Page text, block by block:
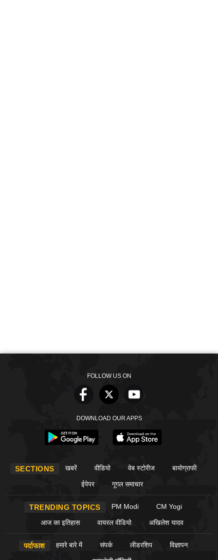
FOLLOW US ON
DOWNLOAD OUR APPS
SECTIONS खबरें वीडियो वेब स्टोरीज बायोग्राफी
ईपेपर गूगल समाचार
TRENDING TOPICS PM Modi CM Yogi
आज का इतिहास वायरल वीडियो अखिलेश यादव
पर्दाफाश हमारे बारे में संपर्क लीडरशिप विज्ञापन